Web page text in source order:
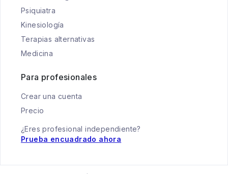
Psiquiatra
Kinesiología
Terapias alternativas
Medicina
Para profesionales
Crear una cuenta
Precio
¿Eres profesional independiente?
Prueba encuadrado ahora